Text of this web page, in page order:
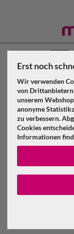
Erst noch
Wir verwenden
von
unserem
anonyme
zu verbessern.
Cookies
Informationen
Molton Markt »
Konfektioniert &
Dekomolton B1
H=3m
Dekomolton
naturweiß,